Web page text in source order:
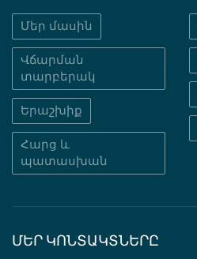
Մեր մասին
Վճարման
տարբերակ
Երաշխիք
Հարց և
պատասխան
ՄԵՐ ԿՈՆՏԱԿՏՆԵՐԸ